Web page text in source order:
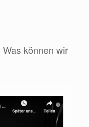
können wir